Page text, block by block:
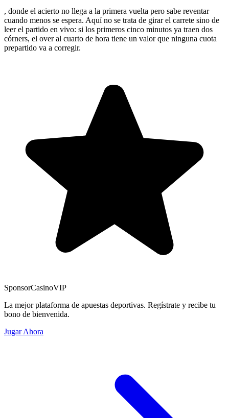
, donde el acierto no llega a la primera vuelta pero sabe reventar
cuando menos se espera. Aquí no se trata de girar el carrete sino de
leer el partido en vivo: si los primeros cinco minutos ya traen dos
córners, el over al cuarto de hora tiene un valor que ninguna cuota
prepartido va a corregir.
SponsorCasinoVIP
La mejor plataforma de apuestas deportivas. Regístrate y recibe tu
bono de bienvenida.
Jugar Ahora